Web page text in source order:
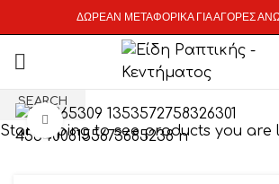
ΔΩΡΕΑΝ ΜΕΤΑΦΟΡΙΚΑ ΓΙΑ ΑΓΟΡΕΣ
Click to enlarge
SEARCH
Start typing to see products you are